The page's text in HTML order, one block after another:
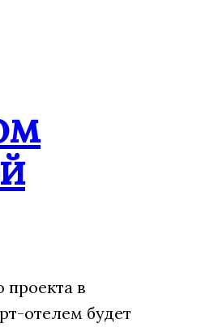
проекта в
отелем будет